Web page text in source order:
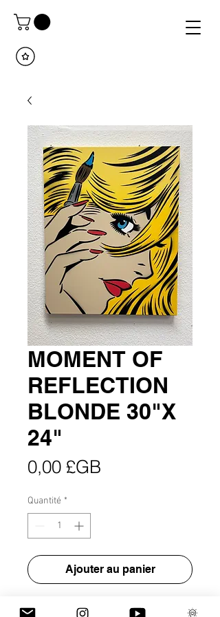
MOMENT OF
REFLECTION
BLONDE 30"X
24"
0,00 £GB
Quantité *
Ajouter au panier